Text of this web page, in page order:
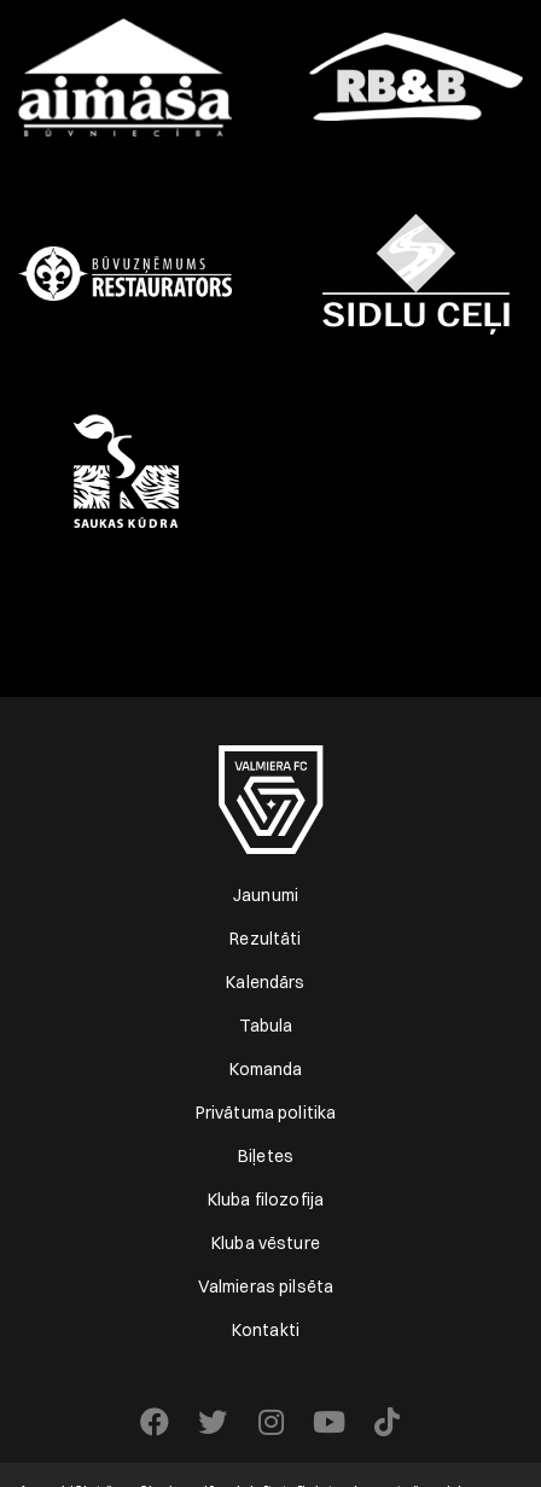
Jaunumi
Rezultāti
Kalendārs
Tabula
Komanda
Privātuma politika
Biļetes
Kluba filozofija
Kluba vēsture
Valmieras pilsēta
Kontakti